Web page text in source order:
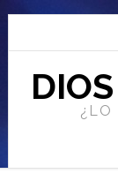
¿LO